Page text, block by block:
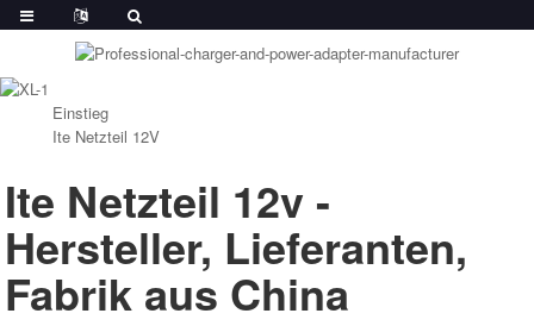
Einstieg
Ite Netzteil 12V
Ite Netzteil 12v -
Hersteller, Lieferanten,
Fabrik aus China